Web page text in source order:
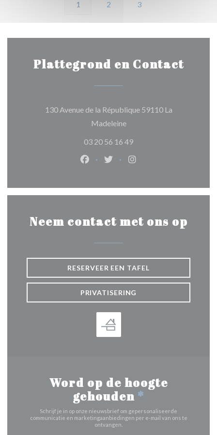
1 2 3
Plattegrond en Contact
130 Avenue de la République 59110 La
Madeleine((opent in een nieuw
03 20 56 16 49
Facebook ((opent in een nieuw
Twitter ((opent in een
Instagram ((opent in
Neem contact met ons op
RESERVEER EEN TAFEL
PRIVATISERING
Word op de hoogte
gehouden *
Schrijf je in op onze nieuwsbrief om gepersonaliseerde
communicatie en marketingaanbiedingen per e-mail van ons te
ontvangen.